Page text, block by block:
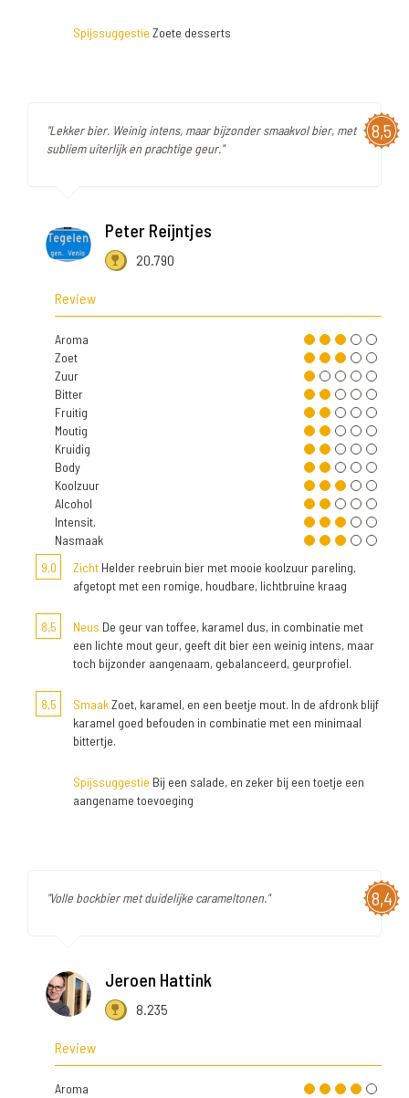
Spijssuggestie Zoete desserts
8,5
"Lekker bier. Weinig intens, maar bijzonder smaakvol bier, met
subliem uiterlijk en prachtige geur."
Peter Reijntjes
20.790
Review
Aroma
Zoet
Zuur
Bitter
Fruitig
Moutig
Kruidig
Body
Koolzuur
Alcohol
Intensit.
Nasmaak
9,0
Zicht Helder reebruin bier met mooie koolzuur pareling,
afgetopt met een romige, houdbare, lichtbruine kraag
8,5 Neus De geur van toffee, karamel dus, in combinatie met
een lichte mout geur, geeft dit bier een weinig intens, maar
toch bijzonder aangenaam, gebalanceerd, geurprofiel.
8,5 SmaakZoet, karamel, en een beetje mout. In de afdronk blijf
karamel goed befouden in combinatie met een minimaal
bittertje.
Spijssuggestie Bij een salade, en zeker bij een toetje een
aangename toevoeging
8,4
"Volle bockbier met duidelijke carameltonen."
Jeroen Hattink
8.235
Review
Aroma